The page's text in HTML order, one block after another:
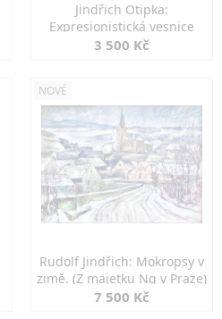
Jindřich Otipka:
Expresionistická vesnice
3 500 Kč
NOVÉ
Rudolf Jindřich: Mokropsy v
zimě. (Z majetku Ng v Praze)
7 500 Kč